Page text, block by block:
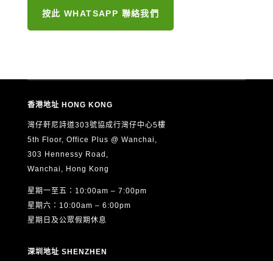
按此 WHATSAPP 聯絡我們
香港地址 HONG KONG
灣仔軒尼詩道303號協成行灣仔中心5樓
5th Floor, Office Plus @ Wanchai,
303 Hennessy Road,
Wanchai, Hong Kong
星期一至五：10:00am – 7:00pm
星期六：10:00am – 6:00pm
星期日及公眾假期休息
深圳地址 SHENZHEN